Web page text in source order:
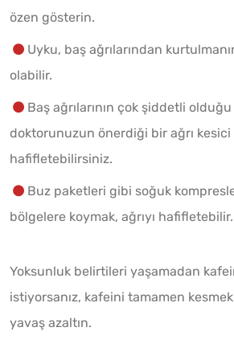
özen gösterin.
Uyku, baş ağrılarından
olabilir.
Baş ağrılarının çok şiddetli
doktorunuzun önerdiği bir ağrı kesici
hafifletebilirsiniz.
Buz paketleri gibi soğuk
bölgelere koymak, ağrıyı hafifletebilir.
Yoksunluk belirtileri yaşamadan kafein
istiyorsanız, kafeini tamamen
yavaş azaltın.